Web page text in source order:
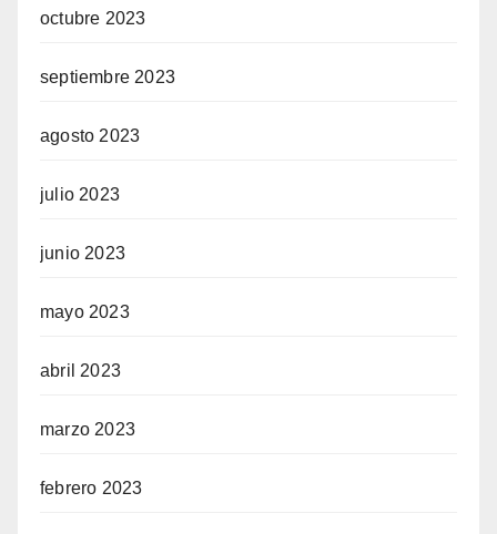
octubre 2023
septiembre 2023
agosto 2023
julio 2023
junio 2023
mayo 2023
abril 2023
marzo 2023
febrero 2023